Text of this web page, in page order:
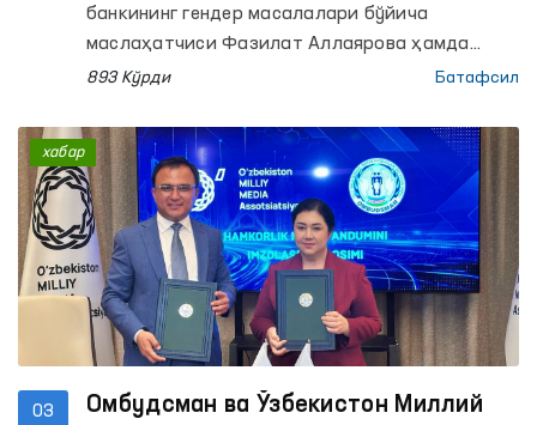
банкининг гендер масалалари бўйича
маслаҳатчиси Фазилат Аллаярова ҳамда
гендер асосидаги зўравонлик бўйича миллий
бўлиб ўтди.
893 Кўрди Батафсил
03
Омбудсман ва Ўзбекистон Миллий
хабар